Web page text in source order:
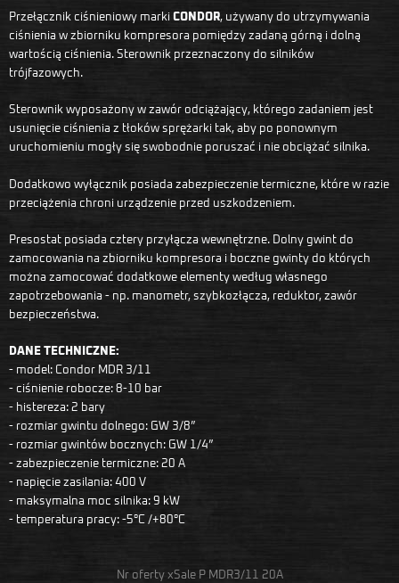
Przełącznik ciśnieniowy marki CONDOR, używany do utrzymywania
ciśnienia w zbiorniku kompresora pomiędzy zadaną górną i dolną
wartością ciśnienia. Sterownik przeznaczony do silników
trójfazowych.
Sterownik wyposażony w zawór odciążający, którego zadaniem jest
usunięcie ciśnienia z tłoków sprężarki tak, aby po ponownym
uruchomieniu mogły się swobodnie poruszać i nie obciążać silnika.
Dodatkowo wyłącznik posiada zabezpieczenie termiczne, które w razie
przeciążenia chroni urządzenie przed uszkodzeniem.
Presostat posiada cztery przyłącza wewnętrzne. Dolny gwint do
zamocowania na zbiorniku kompresora i boczne gwinty do których
można zamocować dodatkowe elementy według własnego
zapotrzebowania - np. manometr, szybkozłącza, reduktor, zawór
bezpieczeństwa.
DANE TECHNICZNE:
- model: Condor MDR 3/11
- ciśnienie robocze: 8-10 bar
- histereza: 2 bary
- rozmiar gwintu dolnego: GW 3/8”
- rozmiar gwintów bocznych: GW 1/4”
- zabezpieczenie termiczne: 20 A
- napięcie zasilania: 400 V
- maksymalna moc silnika: 9 kW
- temperatura pracy: -5°C /+80°C
Nr oferty xSale P MDR3/11 20A